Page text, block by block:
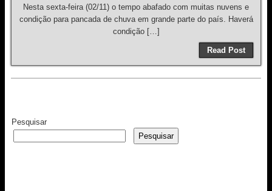
Nesta sexta-feira (02/11) o tempo abafado com muitas nuvens e
condição para pancada de chuva em grande parte do país. Haverá
condição […]
Read Post
Pesquisar
Pesquisar